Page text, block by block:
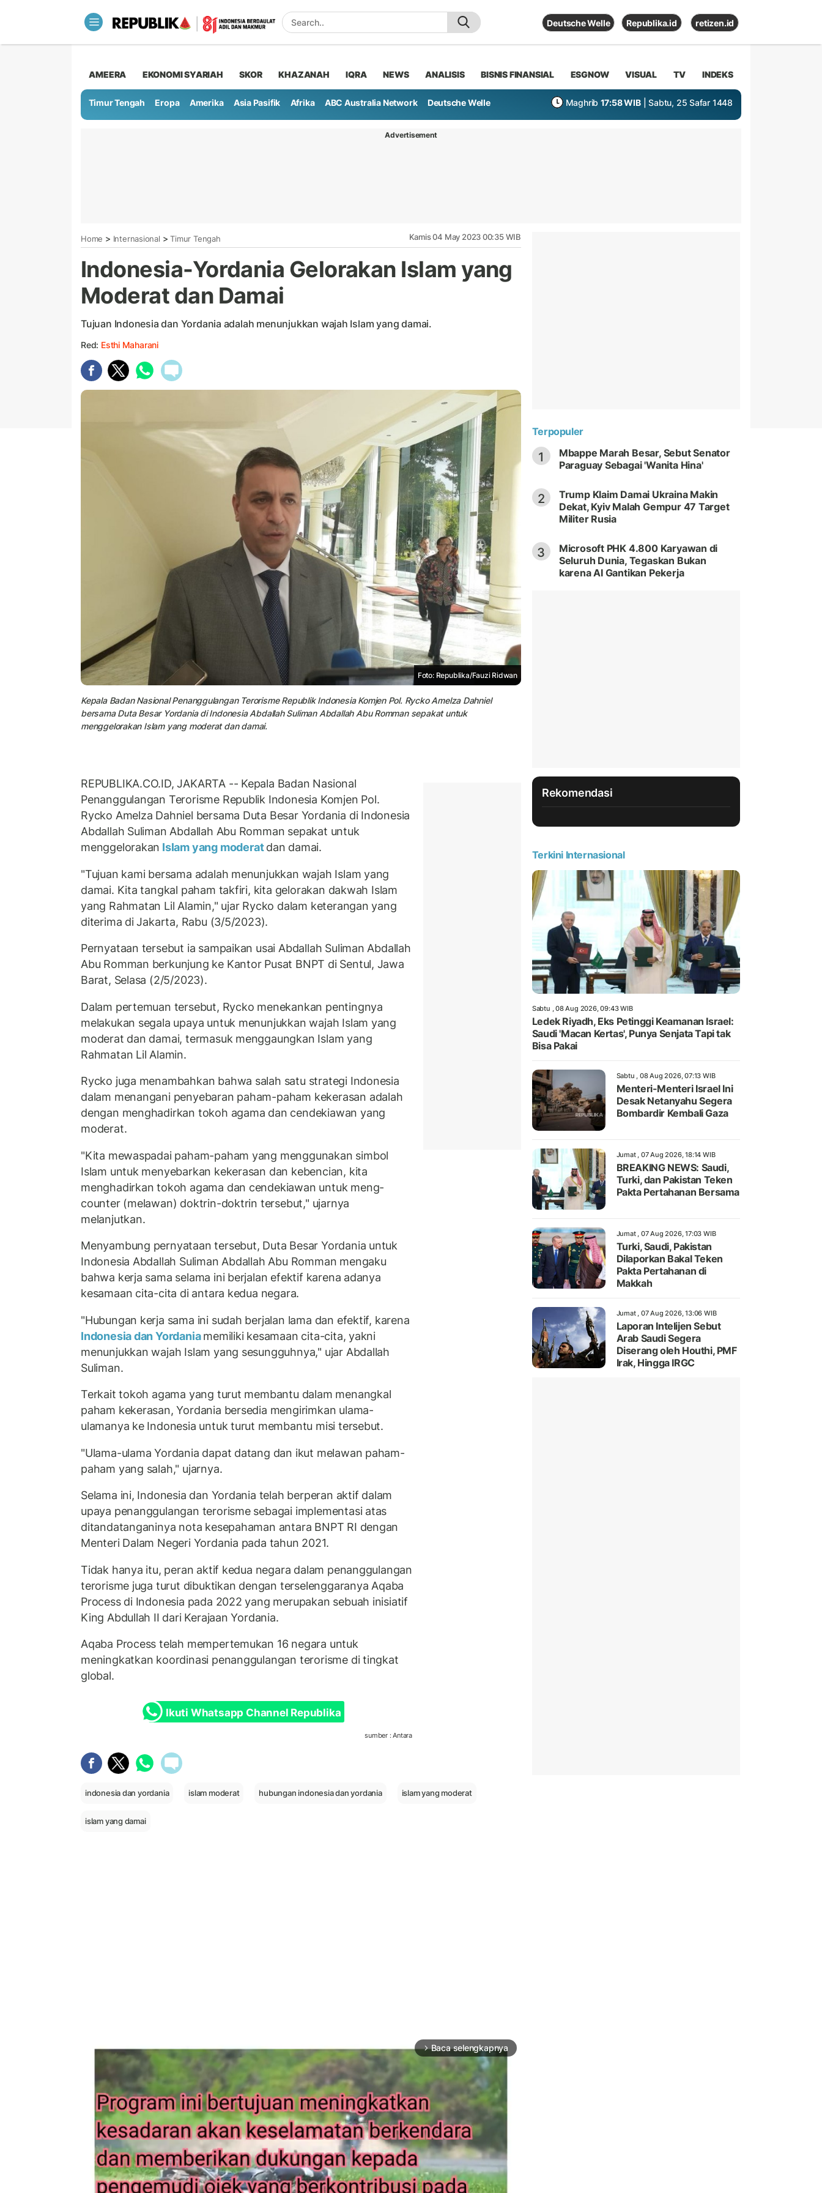
Deutsche Welle Republika.id retizen.id
AMEERA EKONOMI SYARIAH SKOR KHAZANAH IQRA NEWS ANALISIS BISNIS FINANSIAL ESGNOW VISUAL TV INDEKS
Timur Tengah Eropa Amerika Asia Pasifik Afrika ABC Australia Network Deutsche Welle Maghrib 17:58 WIB | Sabtu, 25 Safar 1448
Advertisement
Home > Internasional > Timur Tengah Kamis 04 May 2023 00:35 WIB
Indonesia-Yordania Gelorakan Islam yang
Moderat dan Damai
Tujuan Indonesia dan Yordania adalah menunjukkan wajah Islam yang damai.
Red: Esthi Maharani
Foto: Republika/Fauzi Ridwan
Kepala Badan Nasional Penanggulangan Terorisme Republik Indonesia Komjen Pol. Rycko Amelza Dahniel
bersama Duta Besar Yordania di Indonesia Abdallah Suliman Abdallah Abu Romman sepakat untuk
menggelorakan Islam yang moderat dan damai.
REPUBLIKA.CO.ID, JAKARTA -- Kepala Badan Nasional
Penanggulangan Terorisme Republik Indonesia Komjen Pol.
Rycko Amelza Dahniel bersama Duta Besar Yordania di Indonesia
Abdallah Suliman Abdallah Abu Romman sepakat untuk
menggelorakan Islam yang moderatdan damai.
"Tujuan kami bersama adalah menunjukkan wajah Islam yang
damai. Kita tangkal paham takfiri, kita gelorakan dakwah Islam
yang Rahmatan Lil Alamin," ujar Rycko dalam keterangan yang
diterima di Jakarta, Rabu (3/5/2023).
Pernyataan tersebut ia sampaikan usai Abdallah Suliman Abdallah
Abu Romman berkunjung ke Kantor Pusat BNPT di Sentul, Jawa
Barat, Selasa (2/5/2023).
Dalam pertemuan tersebut, Rycko menekankan pentingnya
melakukan segala upaya untuk menunjukkan wajah Islam yang
moderat dan damai, termasuk menggaungkan Islam yang
Rahmatan Lil Alamin.
Rycko juga menambahkan bahwa salah satu strategi Indonesia
dalam menangani penyebaran paham-paham kekerasan adalah
dengan menghadirkan tokoh agama dan cendekiawan yang
moderat.
"Kita mewaspadai paham-paham yang menggunakan simbol
Islam untuk menyebarkan kekerasan dan kebencian, kita
menghadirkan tokoh agama dan cendekiawan untuk meng-
counter (melawan) doktrin-doktrin tersebut," ujarnya
melanjutkan.
Menyambung pernyataan tersebut, Duta Besar Yordania untuk
Indonesia Abdallah Suliman Abdallah Abu Romman mengaku
bahwa kerja sama selama ini berjalan efektif karena adanya
kesamaan cita-cita di antara kedua negara.
"Hubungan kerja sama ini sudah berjalan lama dan efektif, karena
Indonesia dan Yordaniamemiliki kesamaan cita-cita, yakni
menunjukkan wajah Islam yang sesungguhnya," ujar Abdallah
Suliman.
Terkait tokoh agama yang turut membantu dalam menangkal
paham kekerasan, Yordania bersedia mengirimkan ulama-
ulamanya ke Indonesia untuk turut membantu misi tersebut.
"Ulama-ulama Yordania dapat datang dan ikut melawan paham-
paham yang salah," ujarnya.
Selama ini, Indonesia dan Yordania telah berperan aktif dalam
upaya penanggulangan terorisme sebagai implementasi atas
ditandatanganinya nota kesepahaman antara BNPT RI dengan
Menteri Dalam Negeri Yordania pada tahun 2021.
Tidak hanya itu, peran aktif kedua negara dalam penanggulangan
terorisme juga turut dibuktikan dengan terselenggaranya Aqaba
Process di Indonesia pada 2022 yang merupakan sebuah inisiatif
King Abdullah II dari Kerajaan Yordania.
Aqaba Process telah mempertemukan 16 negara untuk
meningkatkan koordinasi penanggulangan terorisme di tingkat
global.
Ikuti Whatsapp Channel Republika
sumber : Antara
indonesia dan yordania islam moderat hubungan indonesia dan yordania islam yang moderat
islam yang damai
arrow_forward_ios Baca selengkapnya
Terpopuler
1
Mbappe Marah Besar, Sebut Senator
Paraguay Sebagai 'Wanita Hina'
2
Trump Klaim Damai Ukraina Makin
Dekat, Kyiv Malah Gempur 47 Target
Militer Rusia
3
Microsoft PHK 4.800 Karyawan di
Seluruh Dunia, Tegaskan Bukan
karena AI Gantikan Pekerja
Rekomendasi
Terkini Internasional
Sabtu , 08 Aug 2026, 09:43 WIB
Ledek Riyadh, Eks Petinggi Keamanan Israel:
Saudi 'Macan Kertas', Punya Senjata Tapi tak
Bisa Pakai
Sabtu , 08 Aug 2026, 07:13 WIB
Menteri-Menteri Israel Ini
Desak Netanyahu Segera
Bombardir Kembali Gaza
Jumat , 07 Aug 2026, 18:14 WIB
BREAKING NEWS: Saudi,
Turki, dan Pakistan Teken
Pakta Pertahanan Bersama
Jumat , 07 Aug 2026, 17:03 WIB
Turki, Saudi, Pakistan
Dilaporkan Bakal Teken
Pakta Pertahanan di
Makkah
Jumat , 07 Aug 2026, 13:06 WIB
Laporan Intelijen Sebut
Arab Saudi Segera
Diserang oleh Houthi, PMF
Irak, Hingga IRGC